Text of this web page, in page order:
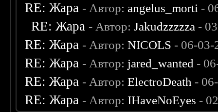
RE: Жара - Автор: angelus_morti -
RE: Жара - Автор:Jakudzzzzza -
RE: Жара - Автор:NICOLS - 06-
RE: Жара - Автор: jared_wanted -
RE: Жара - Автор:ElectroDeath -
RE: Жара - Автор: IHaveNoEyes -